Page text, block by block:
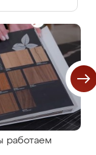
работаем